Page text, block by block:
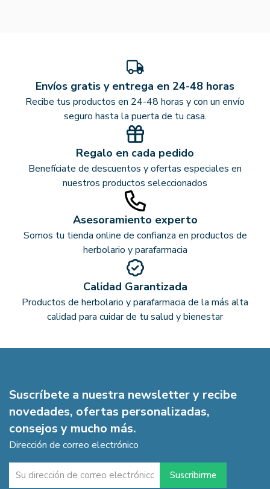
Envíos gratis y entrega en 24-48 horas
Recibe tus productos en 24-48 horas y con un envío
seguro hasta la puerta de tu casa.
Regalo en cada pedido
Benefíciate de descuentos y ofertas especiales en
nuestros productos seleccionados
Asesoramiento experto
Somos tu tienda online de confianza en productos de
herbolario y parafarmacia
Calidad Garantizada
Productos de herbolario y parafarmacia de la más alta
calidad para cuidar de tu salud y bienestar
Suscríbete a nuestra newsletter y recibe
novedades, ofertas personalizadas,
consejos y mucho más.
Dirección de correo electrónico